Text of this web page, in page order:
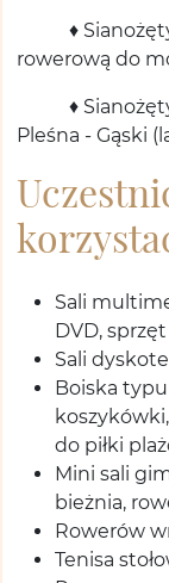
♦ Sianożęty -
rowerową do
♦ Sianożęty
Pleśna - Gąski
Sali
DVD,
Sali
Boiska
do piłki
Mini sali
bieżnia,
Rowerów
Tenisa